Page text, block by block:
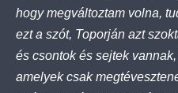
hogy megváltoztam volna,
ezt a szót, Toporján azt
és csontok és sejtek
amelyek csak